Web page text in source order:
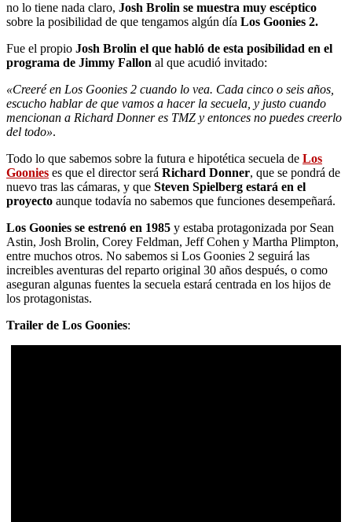
no lo tiene nada claro, Josh Brolin se muestra muy escéptico
sobre la posibilidad de que tengamos algún día Los Goonies 2.
Fue el propio Josh Brolin el que habló de esta posibilidad en el
programa de Jimmy Fallon al que acudió invitado:
«Creeré en Los Goonies 2 cuando lo vea. Cada cinco o seis años,
escucho hablar de que vamos a hacer la secuela, y justo cuando
mencionan a Richard Donner es TMZ y entonces no puedes creerlo
del todo».
Todo lo que sabemos sobre la futura e hipotética secuela de Los
Goonies es que el director será Richard Donner, que se pondrá de
nuevo tras las cámaras, y que Steven Spielberg estará en el
proyecto aunque todavía no sabemos que funciones desempeñará.
Los Goonies se estrenó en 1985 y estaba protagonizada por Sean
Astin, Josh Brolin, Corey Feldman, Jeff Cohen y Martha Plimpton,
entre muchos otros. No sabemos si Los Goonies 2 seguirá las
increibles aventuras del reparto original 30 años después, o como
aseguran algunas fuentes la secuela estará centrada en los hijos de
los protagonistas.
Trailer de Los Goonies: